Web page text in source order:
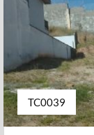
TC0039